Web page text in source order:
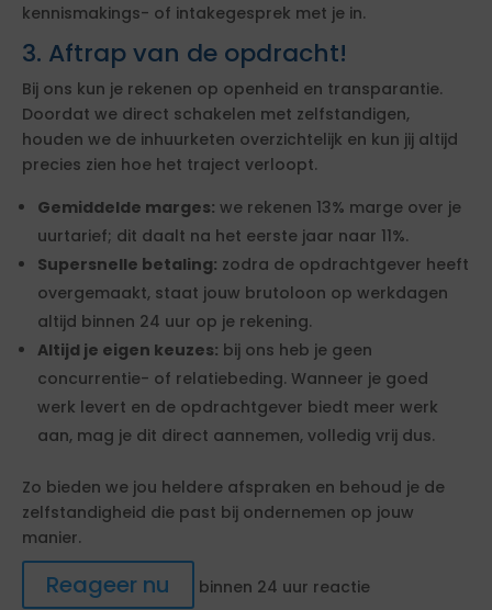
kennismakings- of intakegesprek met je in.
3. Aftrap van de opdracht!
Bij ons kun je rekenen op openheid en transparantie.
Doordat we direct schakelen met zelfstandigen,
houden we de inhuurketen overzichtelijk en kun jij altijd
precies zien hoe het traject verloopt.
Gemiddelde marges: we rekenen 13% marge over je
uurtarief; dit daalt na het eerste jaar naar 11%.
Supersnelle betaling: zodra de opdrachtgever heeft
overgemaakt, staat jouw brutoloon op werkdagen
altijd binnen 24 uur op je rekening.
Altijd je eigen keuzes: bij ons heb je geen
concurrentie- of relatiebeding. Wanneer je goed
werk levert en de opdrachtgever biedt meer werk
aan, mag je dit direct aannemen, volledig vrij dus.
Zo bieden we jou heldere afspraken en behoud je de
zelfstandigheid die past bij ondernemen op jouw
manier.
Reageer nu
binnen 24 uur reactie